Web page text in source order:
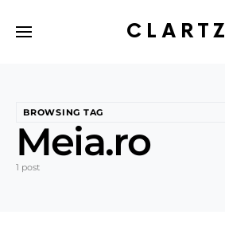
CLARTZ
BROWSING TAG
Meia.ro
1 post